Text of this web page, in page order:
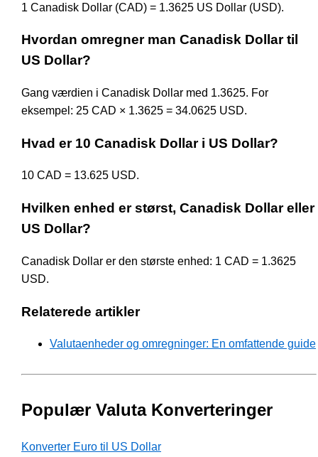
1 Canadisk Dollar (CAD) = 1.3625 US Dollar (USD).
Hvordan omregner man Canadisk Dollar til
US Dollar?
Gang værdien i Canadisk Dollar med 1.3625. For
eksempel: 25 CAD × 1.3625 = 34.0625 USD.
Hvad er 10 Canadisk Dollar i US Dollar?
10 CAD = 13.625 USD.
Hvilken enhed er størst, Canadisk Dollar eller
US Dollar?
Canadisk Dollar er den største enhed: 1 CAD = 1.3625
USD.
Relaterede artikler
Valutaenheder og omregninger: En omfattende guide
Populær Valuta Konverteringer
Konverter Euro til US Dollar